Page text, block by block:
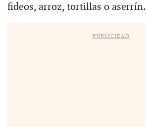
fideos, arroz, tortillas o aserrín.
PUBLICIDAD